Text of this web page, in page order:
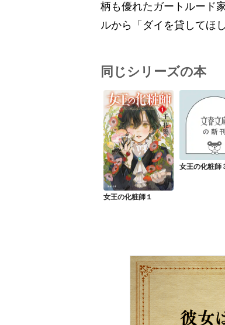
柄も優れたガートルード
ルから「ダイを貸してほ
同じシリーズの本
女王の化粧師１
女王の化粧師